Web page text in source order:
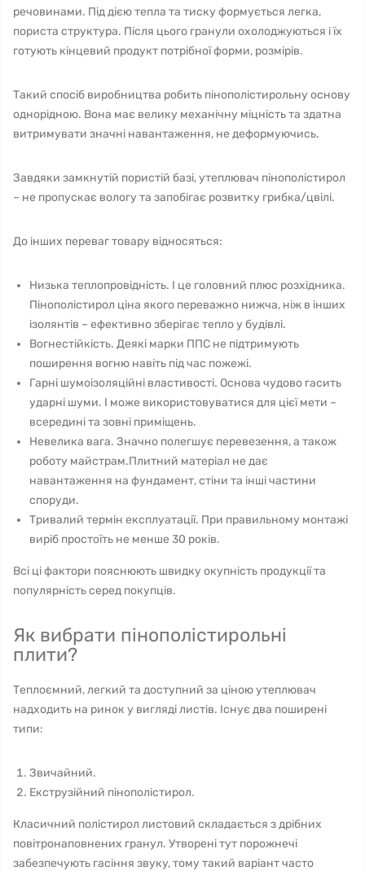
речовинами. Під дією тепла та тиску формується легка,
пориста структура. Після цього гранули охолоджуються і їх
готують кінцевий продукт потрібної форми, розмірів.
Такий спосіб виробництва робить пінополістирольну основу
однорідною. Вона має велику механічну міцність та здатна
витримувати значні навантаження, не деформуючись.
Завдяки замкнутій пористій базі, утеплювач пінополістирол
– не пропускає вологу та запобігає розвитку грибка/цвілі.
До інших переваг товару відносяться:
Низька теплопровідність. І це головний плюс розхідника.
Пінополістирол ціна якого переважно нижча, ніж в інших
ізолянтів – ефективно зберігає тепло у будівлі.
Вогнестійкість. Деякі марки ППС не підтримують
поширення вогню навіть під час пожежі.
Гарні шумоізоляційні властивості. Основа чудово гасить
ударні шуми. І може використовуватися для цієї мети –
всередині та зовні приміщень.
Невелика вага. Значно полегшує перевезення, а також
роботу майстрам.Плитний матеріал не дає
навантаження на фундамент, стіни та інші частини
споруди.
Тривалий термін експлуатації. При правильному монтажі
виріб простоїть не менше 30 років.
Всі ці фактори пояснюють швидку окупність продукції та
популярність серед покупців.
Як вибрати пінополістирольні
плити?
Теплоємний, легкий та доступний за ціною утеплювач
надходить на ринок у вигляді листів. Існує два поширені
типи:
Звичайний.
Екструзійний пінополістирол.
Класичний полістирол листовий складається з дрібних
повітронаповнених гранул. Утворені тут порожнечі
забезпечують гасіння звуку, тому такий варіант часто